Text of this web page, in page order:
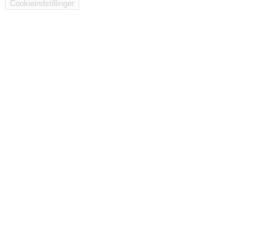
Cookieindstillinger